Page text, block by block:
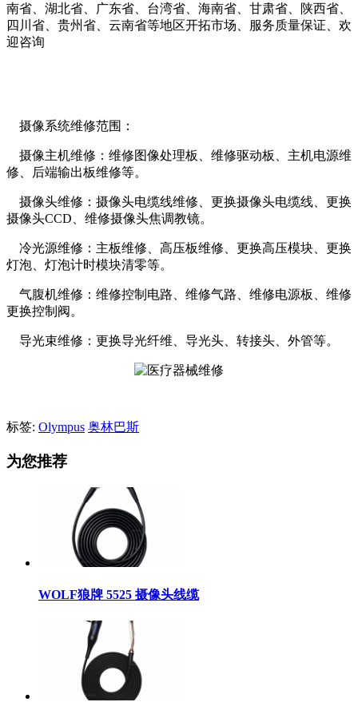
南省、湖北省、广东省、台湾省、海南省、甘肃省、陕西省、
四川省、贵州省、云南省等地区开拓市场、服务质量保证、欢
迎咨询
摄像系统维修范围：
摄像主机维修：维修图像处理板、维修驱动板、主机电源维
修、后端输出板维修等。
摄像头维修：摄像头电缆线维修、更换摄像头电缆线、更换
摄像头CCD、维修摄像头焦调教镜。
冷光源维修：主板维修、高压板维修、更换高压模块、更换
灯泡、灯泡计时模块清零等。
气腹机维修：维修控制电路、维修气路、维修电源板、维修
更换控制阀。
导光束维修：更换导光纤维、导光头、转接头、外管等。
标签: Olympus 奥林巴斯
为您推荐
WOLF狼牌 5525 摄像头线缆